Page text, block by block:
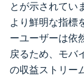
とが示されてい
より鮮明な指標
ーユーザーは依
戻るため、モバ
の収益ストリー